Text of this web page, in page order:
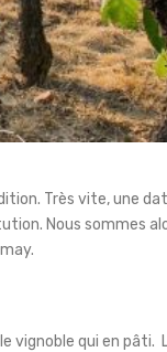
Très vite, une
Nous sommes
vignoble qui en